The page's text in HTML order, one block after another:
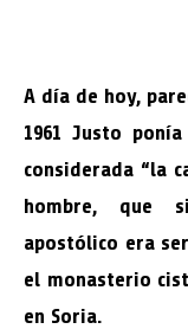
A día de hoy,
1961 Justo
considerada “la
hombre, que
apostólico era
el monasterio
en Soria.